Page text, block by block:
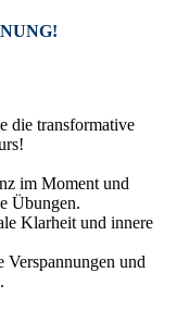
die transformative
im Moment und
Übungen.
Klarheit und innere
Verspannungen und